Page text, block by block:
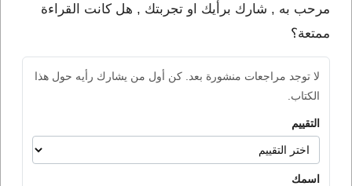
مرحب به , شارك برأيك او تجربتك , هل كانت القراءة
ممتعة؟
لا توجد مراجعات منشورة بعد. كن أول من يشارك رأيه حول هذا
الكتاب.
التقييم
اسمك